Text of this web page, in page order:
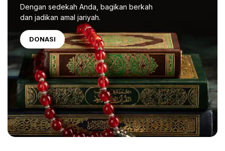
Dengan sedekah Anda, bagikan berkah
dan jadikan amal jariyah.
DONASI